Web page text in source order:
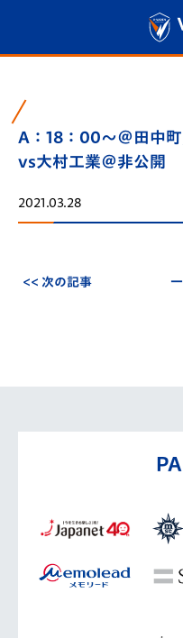
A：18：00～＠田中
vs大村工業＠非公開
2021.03.28
<< 次の記事